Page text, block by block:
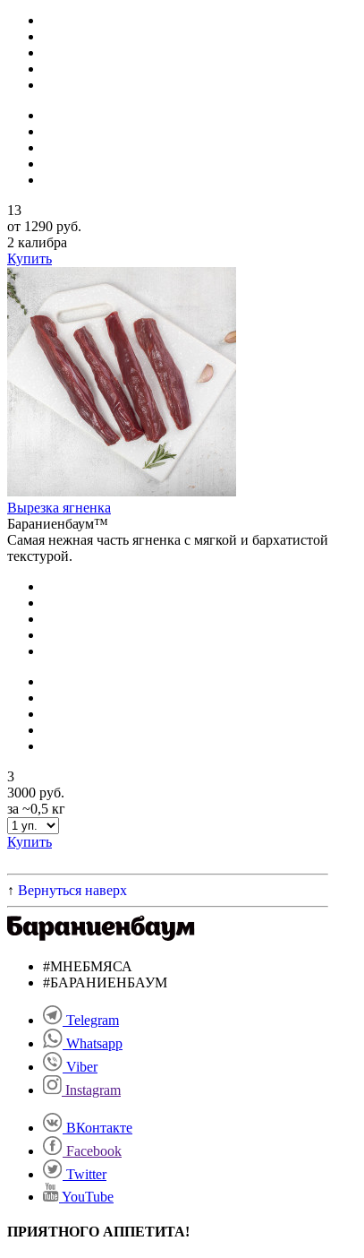
13
от 1290 руб.
2 калибра
Купить
Вырезка ягненка
Бараниенбаум™
Самая нежная часть ягненка с мягкой и бархатистой
текстурой.
3
3000 руб.
за ~0,5 кг
Купить
↑ Вернуться наверх
#МНЕБМЯСА
#БАРАНИЕНБАУМ
Telegram
Whatsapp
Viber
Instagram
ВКонтакте
Facebook
Twitter
YouTube
ПРИЯТНОГО АППЕТИТА!